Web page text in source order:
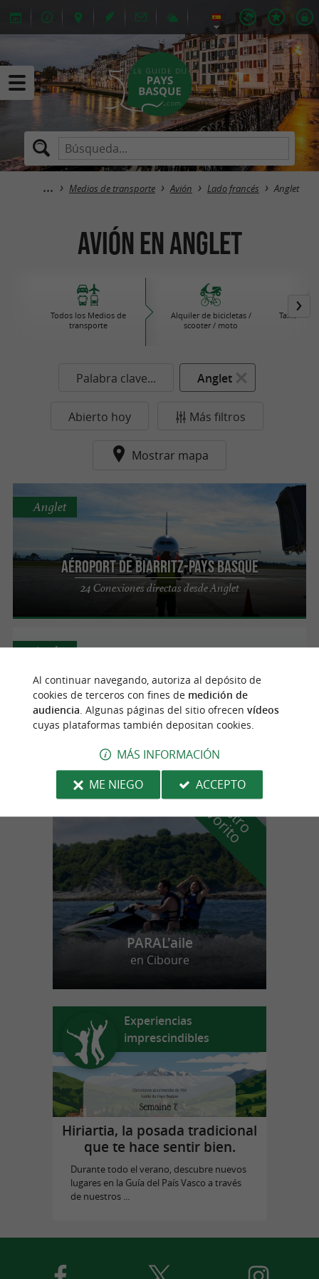
Medios de transporte Avión Lado francés Anglet
Avión en Anglet
Todos los Medios de
transporte
Alquiler de bicicletas /
scooter / moto
Taxis /
Palabra clave... Anglet
Abierto hoy Más filtros
Mostrar mapa
Aéroport de Biarritz-Pays Basque
24 Conexiones directas desde Anglet
Anglet
Aéro-Club Basque
Anglet
n
u
e
s
t
r
o
f
a
v
o
r
i
t
o
PARAL'aile
en Ciboure
Experiencias
imprescindibles
Hiriartia, la posada tradicional
que te hace sentir bien.
Durante todo el verano, descubre nuevos
lugares en la Guía del País Vasco a través
de nuestros ...
Al continuar navegando, autoriza al depósito de
cookies de terceros con fines de medición de
audiencia . Algunas páginas del sitio ofrecen vídeos
cuyas plataformas también depositan cookies.
MÁS INFORMACIÓN
ME NIEGO
ACCEPTO